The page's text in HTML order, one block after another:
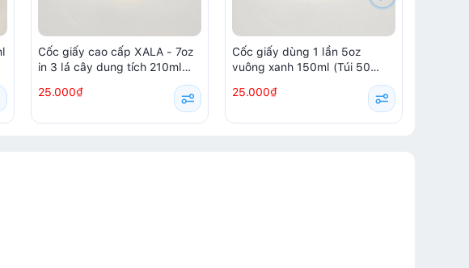
Cốc giấy cao cấp XALA - 7oz
in 3 lá cây dung tích 210ml
25.000₫
Cốc giấy dùng 1 lần 5oz
vuông xanh 150ml (Túi 50
25.000₫